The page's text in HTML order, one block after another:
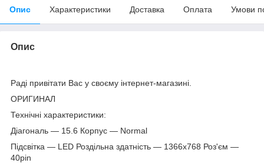
Опис Характеристики Доставка Оплата Умови
Опис
Раді привітати Вас у своєму інтернет-магазині.
ОРИГИНАЛ
Технічні характеристики:
Діагональ — 15.6 Корпус — Normal
Підсвітка — LED Роздільна здатність — 1366х768 Роз'єм —
40pin